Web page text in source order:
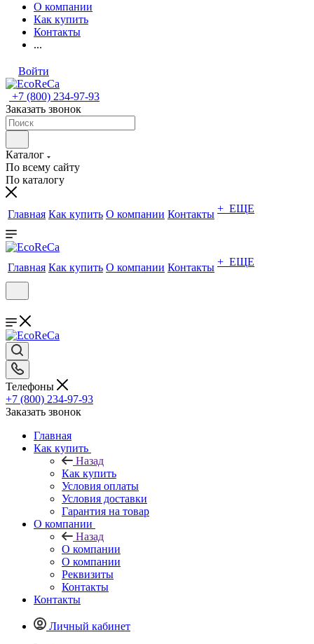
О компании
Как купить
Контакты
...
Войти
+7 (800) 234-97-93
Заказать звонок
Каталог
По всему сайту
По каталогу
Главная Как купить О компании Контакты + ЕЩЕ
Главная Как купить О компании Контакты + ЕЩЕ
Телефоны
+7 (800) 234-97-93
Заказать звонок
Главная
Как купить
Назад
Как купить
Условия оплаты
Условия доставки
Гарантия на товар
О компании
Назад
О компании
О компании
Реквизиты
Контакты
Контакты
Личный кабинет